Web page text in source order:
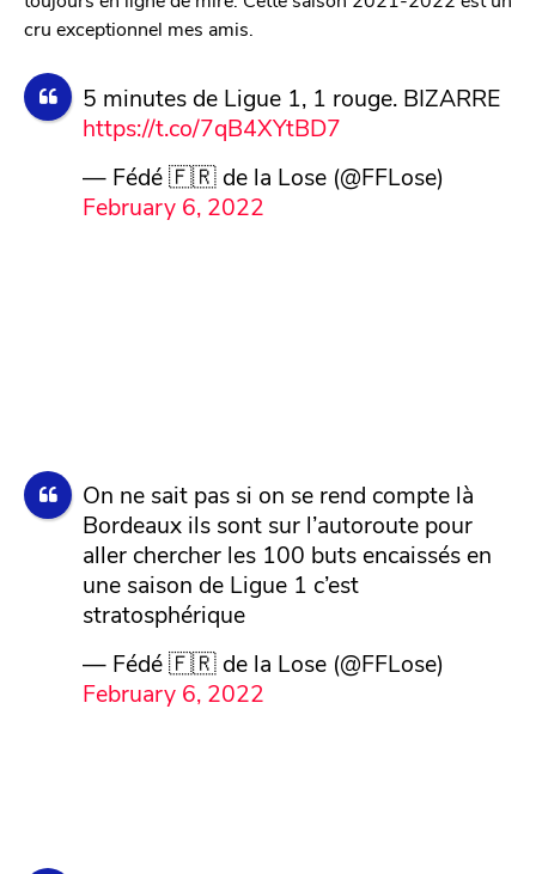
cru exceptionnel mes amis.
5 minutes de Ligue 1, 1 rouge. BIZARRE
https://t.co/7qB4XYtBD7
— Fédé 🇫🇷 de la Lose (@FFLose)
February 6, 2022
On ne sait pas si on se rend compte là
Bordeaux ils sont sur l’autoroute pour
aller chercher les 100 buts encaissés en
une saison de Ligue 1 c’est
stratosphérique
— Fédé 🇫🇷 de la Lose (@FFLose)
February 6, 2022